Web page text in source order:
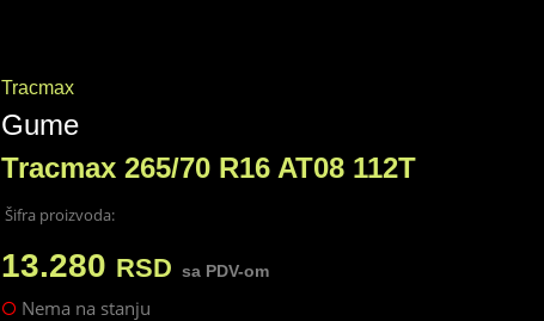
Tracmax
Gume
Tracmax 265/70 R16 AT08 112T
Šifra proizvoda:
13.280 RSD sa PDV-om
Nema na stanju